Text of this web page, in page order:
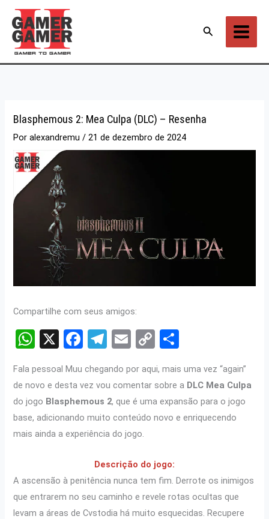
para
conteúdo
Pesquisar
Blasphemous 2: Mea Culpa (DLC) – Resenha
Poralexandremu/21 de dezembro de 2024
Compartilhe com seus amigos:
W
at
s
A
p
X
F
ce
b
o
o
T
e
gr
a
m
E
ail
C
py
Li
n
ar
e
Fala pessoal Muu chegando por aqui, mais uma vez “again”
de novo e desta vez vou comentar sobre a DLC Mea Culpa
do jogo Blasphemous 2, que é uma expansão para o jogo
base, adicionando muito conteúdo novo e enriquecendo
mais ainda a experiência do jogo.
Descrição do jogo:
A ascensão à penitência nunca tem fim. Derrote os inimigos
que entrarem no seu caminho e revele rotas ocultas que
levam a áreas de Cvstodia há muito esquecidas. Recupere